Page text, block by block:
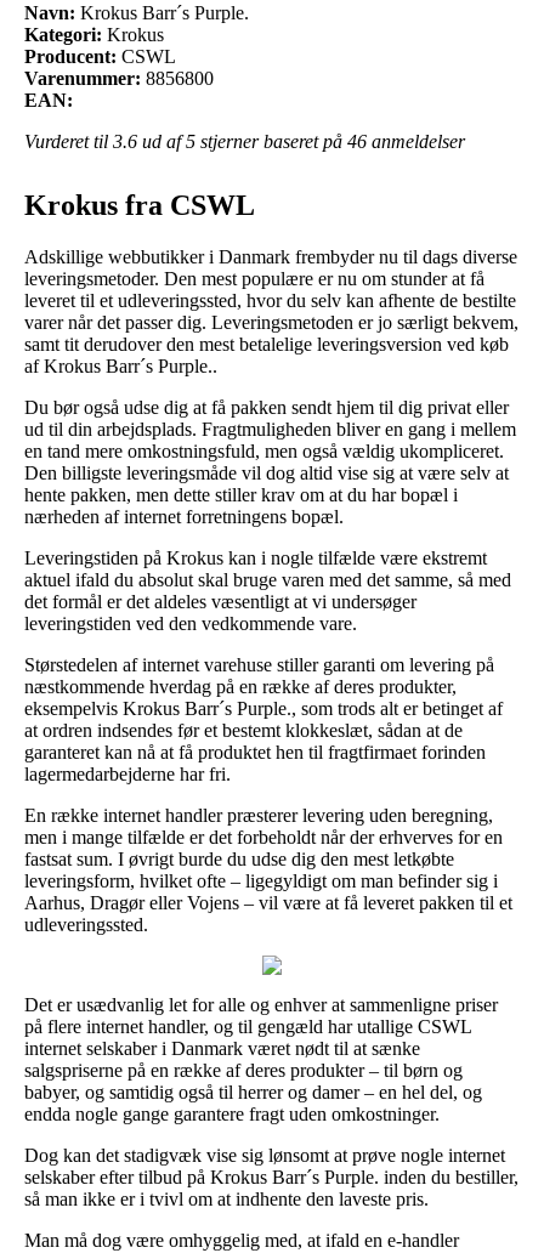
Navn: Krokus Barr´s Purple.
Kategori: Krokus
Producent: CSWL
Varenummer: 8856800
EAN:
Vurderet til 3.6 ud af 5 stjerner baseret på 46 anmeldelser
Krokus fra CSWL
Adskillige webbutikker i Danmark frembyder nu til dags diverse
leveringsmetoder. Den mest populære er nu om stunder at få
leveret til et udleveringssted, hvor du selv kan afhente de bestilte
varer når det passer dig. Leveringsmetoden er jo særligt bekvem,
samt tit derudover den mest betalelige leveringsversion ved køb
af Krokus Barr´s Purple..
Du bør også udse dig at få pakken sendt hjem til dig privat eller
ud til din arbejdsplads. Fragtmuligheden bliver en gang i mellem
en tand mere omkostningsfuld, men også vældig ukompliceret.
Den billigste leveringsmåde vil dog altid vise sig at være selv at
hente pakken, men dette stiller krav om at du har bopæl i
nærheden af internet forretningens bopæl.
Leveringstiden på Krokus kan i nogle tilfælde være ekstremt
aktuel ifald du absolut skal bruge varen med det samme, så med
det formål er det aldeles væsentligt at vi undersøger
leveringstiden ved den vedkommende vare.
Størstedelen af internet varehuse stiller garanti om levering på
næstkommende hverdag på en række af deres produkter,
eksempelvis Krokus Barr´s Purple., som trods alt er betinget af
at ordren indsendes før et bestemt klokkeslæt, sådan at de
garanteret kan nå at få produktet hen til fragtfirmaet forinden
lagermedarbejderne har fri.
En række internet handler præsterer levering uden beregning,
men i mange tilfælde er det forbeholdt når der erhverves for en
fastsat sum. I øvrigt burde du udse dig den mest letkøbte
leveringsform, hvilket ofte – ligegyldigt om man befinder sig i
Aarhus, Dragør eller Vojens – vil være at få leveret pakken til et
udleveringssted.
Det er usædvanlig let for alle og enhver at sammenligne priser
på flere internet handler, og til gengæld har utallige CSWL
internet selskaber i Danmark været nødt til at sænke
salgspriserne på en række af deres produkter – til børn og
babyer, og samtidig også til herrer og damer – en hel del, og
endda nogle gange garantere fragt uden omkostninger.
Dog kan det stadigvæk vise sig lønsomt at prøve nogle internet
selskaber efter tilbud på Krokus Barr´s Purple. inden du bestiller,
så man ikke er i tvivl om at indhente den laveste pris.
Man må dog være omhyggelig med, at ifald en e-handler